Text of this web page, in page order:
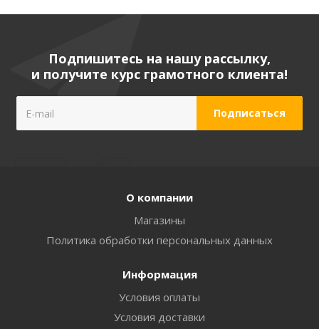
Подпишитесь на нашу рассылку,
и получите курс грамотного клиента!
О компании
Магазины
Политика обработки персональных данных
Информация
Условия оплаты
Условия доставки